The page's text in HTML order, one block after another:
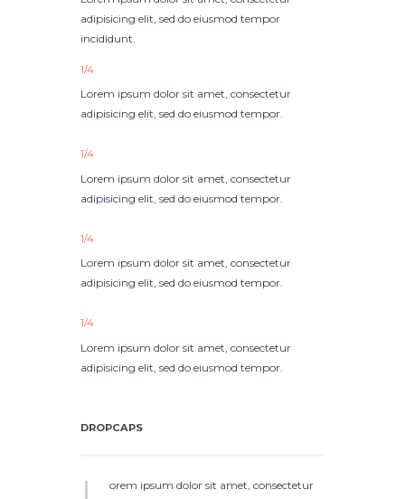
adipisicing elit, sed do eiusmod tempor
incididunt.
1/4
Lorem ipsum dolor sit amet, consectetur
adipisicing elit, sed do eiusmod tempor.
1/4
Lorem ipsum dolor sit amet, consectetur
adipisicing elit, sed do eiusmod tempor.
1/4
Lorem ipsum dolor sit amet, consectetur
adipisicing elit, sed do eiusmod tempor.
1/4
Lorem ipsum dolor sit amet, consectetur
adipisicing elit, sed do eiusmod tempor.
DROPCAPS
orem ipsum dolor sit amet, consectetur